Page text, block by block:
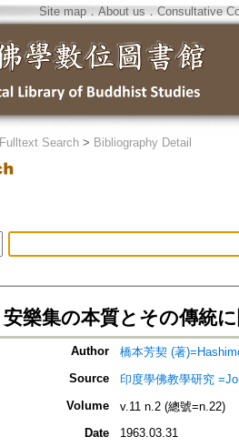
Site map．About us ． Consultative
Fulltext Search > Bibliography Detail
安樂集の本質とその傳統
Author
橋本芳契 (著
Source
印度學佛教學研究
Volume
v.11 n.2 (總號=n.22)
Date
1963.03.31